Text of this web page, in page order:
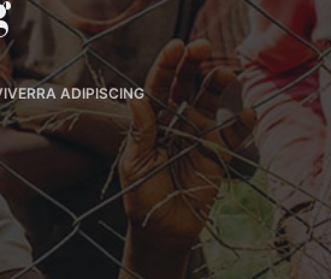
ADIPISCING